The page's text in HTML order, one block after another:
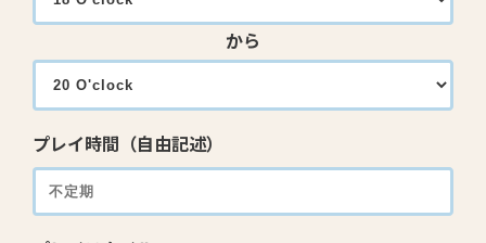
から
プレイ時間（自由記述）